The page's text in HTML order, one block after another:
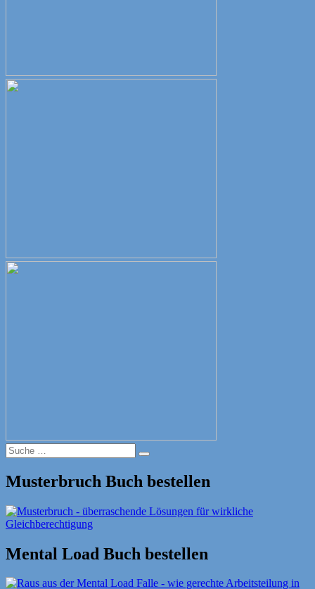
Suche
nach:
Suche
Musterbruch Buch bestellen
Mental Load Buch bestellen